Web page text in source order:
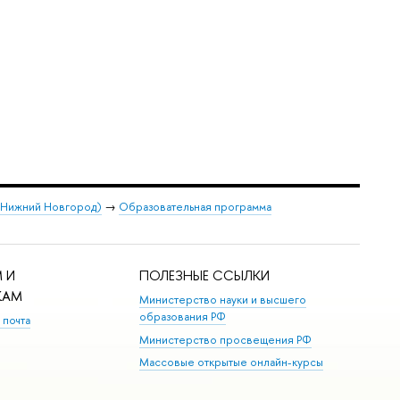
Новгород) → Образовательная программа
И
ПОЛЕЗНЫЕ ССЫЛКИ
Министерство науки и высшего
образования РФ
Министерство просвещения РФ
Массовые открытые онлайн-курсы